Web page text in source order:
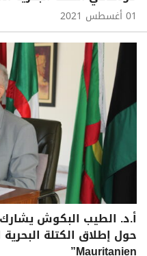
01 أغسطس 2021
أ.د. الطيب البكوش
Mauritanien”